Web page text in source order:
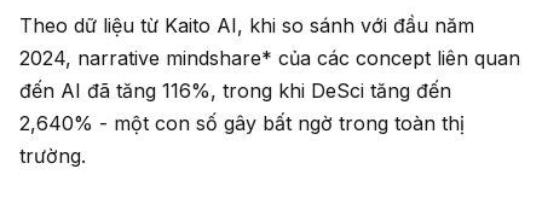
Theo dữ liệu từ Kaito AI, khi so sánh với đầu năm
2024, narrative mindshare* của các concept liên quan
đến AI đã tăng 116%, trong khi DeSci tăng đến
2,640% - một con số gây bất ngờ trong toàn thị
trường.